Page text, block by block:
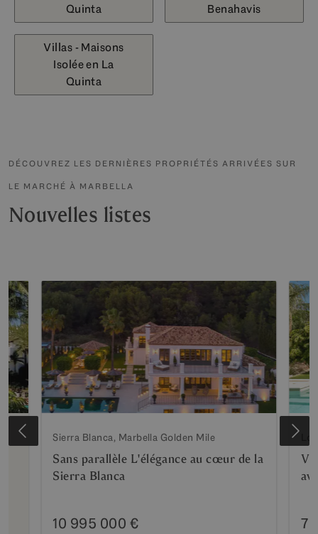
Quinta
Benahavis
Villas - Maisons
Isolée en La
Quinta
DÉCOUVREZ LES DERNIÈRES PROPRIÉTÉS ARRIVÉES SUR
LE MARCHÉ À MARBELLA
Nouvelles listes
Sierra Blanca, Marbella Golden Mile
Sans parallèle L'élégance au cœur de la
Sierra Blanca
10 995 000 € 7